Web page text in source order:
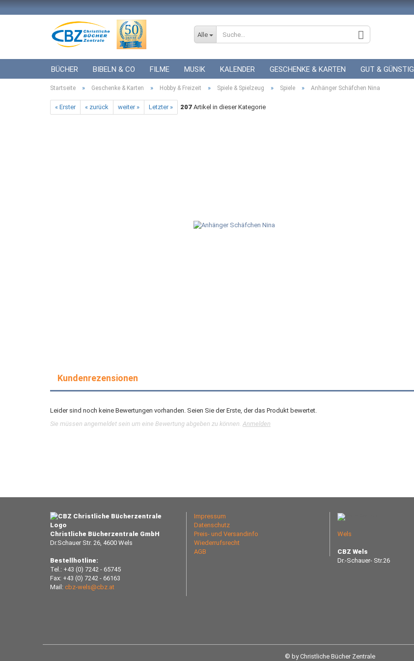
Alle
BÜCHER BIBELN & CO FILME MUSIK KALENDER GESCHENKE & KARTEN GUT & GÜNSTIG
ICF BÜCHER VERSCHIEDENES GESCHENKE ZUR HOCHZEIT GUTSCHEINE
Startseite » Geschenke & Karten » Hobby & Freizeit » Spiele & Spielzeug » Spiele » Anhänger Schäfchen Nina
« Erster « zurück weiter » Letzter » 207 Artikel in dieser Kategorie
Kundenrezensionen
Leider sind noch keine Bewertungen vorhanden. Seien Sie der Erste, der das Produkt bewertet.
Sie müssen angemeldet sein um eine Bewertung abgeben zu können. Anmelden
Christliche Bücherzentrale GmbH
Dr.Schauer Str. 26, 4600 Wels
Bestellhotline:
Tel.: +43 (0) 7242 - 65745
Fax: +43 (0) 7242 - 66163
Mail: cbz-wels@cbz.at
Impressum
Datenschutz
Preis- und Versandinfo
Wiederrufsrecht
AGB
Wels
CBZ Wels
Dr.-Schauer- Str.26
© by Christliche Bücher Zentrale